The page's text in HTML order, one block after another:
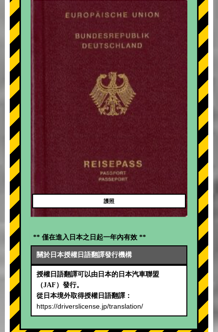
+
護照
** 僅在進入日本之日起一年內有效 **
關於日本授權日語翻譯發行機構
授權日語翻譯可以由日本的日本汽車聯盟
（JAF）發行。
從日本境外取得授權日語翻譯：
https://driverslicense.jp/translation/